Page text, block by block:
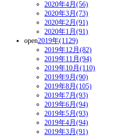
2020年4月(56)
2020年3月(73)
2020年2月(91)
2020年1月(91)
open2019年(1129)
2019年12月(82)
2019年11月(94)
2019年10月(110)
2019年9月(90)
2019年8月(105)
2019年7月(93)
2019年6月(94)
2019年5月(93)
2019年4月(94)
2019年3月(91)